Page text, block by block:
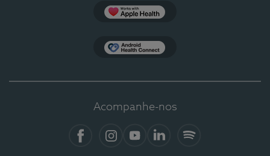
Acompanhe-nos